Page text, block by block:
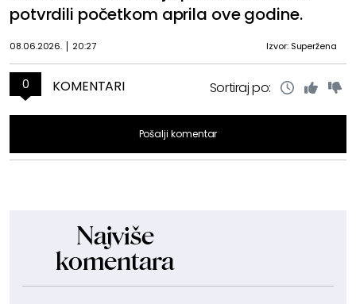
potvrdili početkom aprila ove godine.
08.06.2026. 20:27 Izvor: Superžena
0 KOMENTARI Sortiraj po:
Pošalji komentar
Najviše
komentara